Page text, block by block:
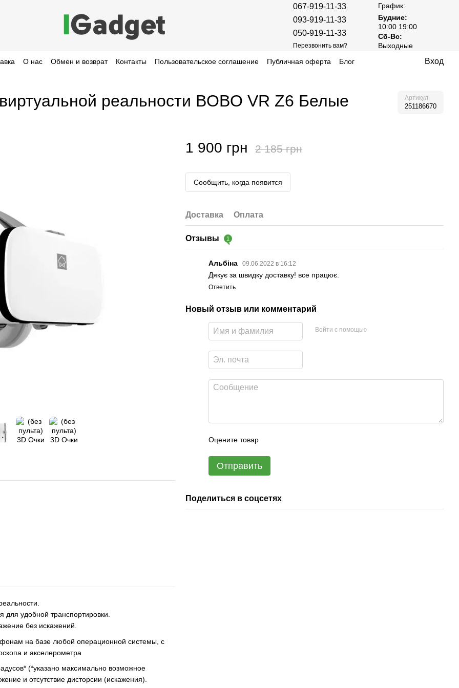
067-919-11-33
093-919-11-33
050-919-11-33
Перезвонить вам?
График:
Будние:
10:00 19:00
Сб-Вс:
Выходные
О нас Обмен и возврат Контакты Пользовательское соглашение Публичная оферта Блог Вход
реальности BOBO VR Z6 Белые Артикул
251186670
удобной транспортировки.
без искажений.
на базе любой операционной системы, с
и акселерометра
(*указано максимально возможное
и отсутствие дисторсии (искажения).
1 900 грн 2 185 грн
Сообщить, когда появится
Доставка Оплата
Отзывы 1
Альбіна 09.06.2022 в 16:12
Дякує за швидку доставку! все працює.
Ответить
Новый отзыв или комментарий
Войти с помощью
Оцените товар
Отправить
Поделиться в соцсетях